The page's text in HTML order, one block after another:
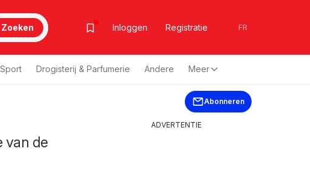
Zoeken Inloggen Registratie FR
Drogisterij & Parfumerie Andere Meer
Abonneren
van de
ADVERTENTIE